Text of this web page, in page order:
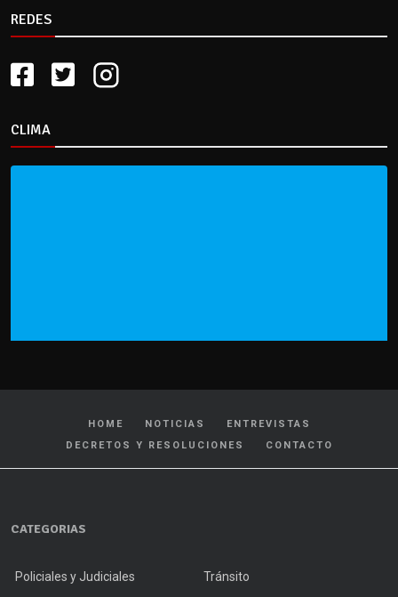
REDES
CLIMA
HOME NOTICIAS
ENTREVISTAS
DECRETOS Y RESOLUCIONES
CONTACTO
CATEGORIAS
Policiales y Judiciales Tránsito